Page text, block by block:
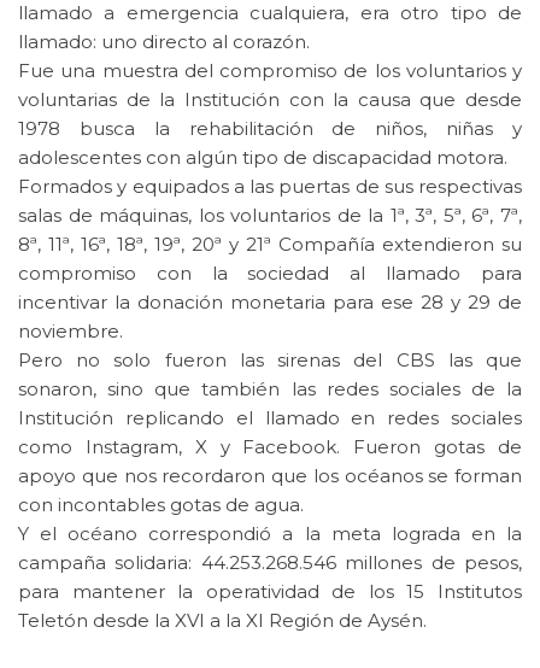
llamado a emergencia cualquiera, era otro tipo de
llamado: uno directo al corazón.
Fue una muestra del compromiso de los voluntarios y
voluntarias de la Institución con la causa que desde
1978 busca la rehabilitación de niños, niñas y
adolescentes con algún tipo de discapacidad motora.
Formados y equipados a las puertas de sus respectivas
salas de máquinas, los voluntarios de la 1ª, 3ª, 5ª, 6ª, 7ª,
8ª, 11ª, 16ª, 18ª, 19ª, 20ª y 21ª Compañía extendieron su
compromiso con la sociedad al llamado para
incentivar la donación monetaria para ese 28 y 29 de
noviembre.
Pero no solo fueron las sirenas del CBS las que
sonaron, sino que también las redes sociales de la
Institución replicando el llamado en redes sociales
como Instagram, X y Facebook. Fueron gotas de
apoyo que nos recordaron que los océanos se forman
con incontables gotas de agua.
Y el océano correspondió a la meta lograda en la
campaña solidaria: 44.253.268.546 millones de pesos,
para mantener la operatividad de los 15 Institutos
Teletón desde la XVI a la XI Región de Aysén.